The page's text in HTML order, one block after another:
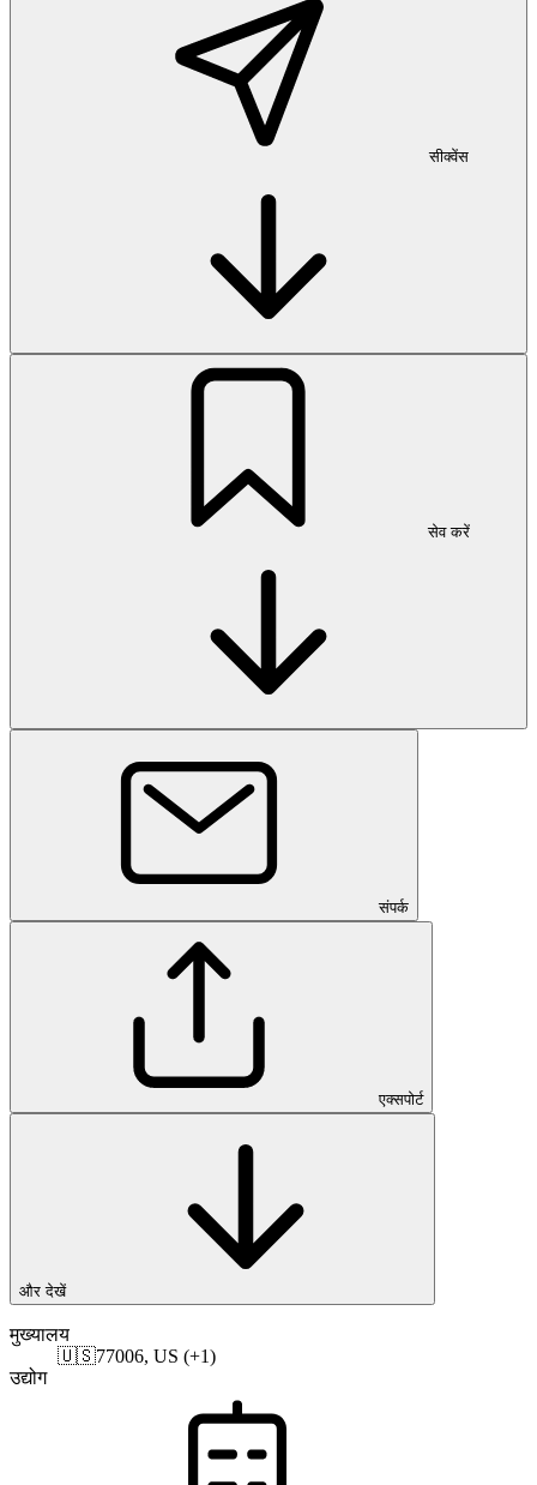
सीक्वेंस
सेव करें
संपर्क
एक्सपोर्ट
और देखें
मुख्यालय
🇺🇸77006, US (+1)
उद्योग